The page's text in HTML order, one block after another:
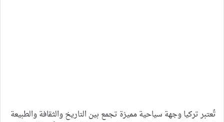
تُعتبر تركيا وجهة سياحية مميزة تجمع بين التاريخ والثقافة والطبيعة